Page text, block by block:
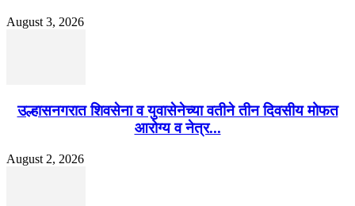
August 3, 2026
उल्हासनगरात शिवसेना व युवासेनेच्या वतीने तीन दिवसीय मोफत
आरोग्य व नेत्र...
August 2, 2026